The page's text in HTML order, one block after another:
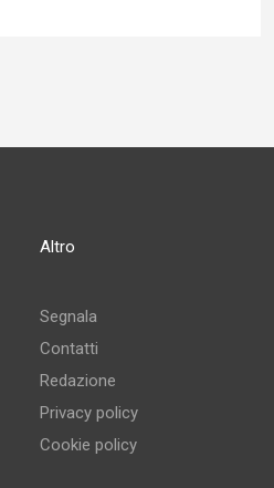
Altro
Segnala
Contatti
Redazione
Privacy policy
Cookie policy